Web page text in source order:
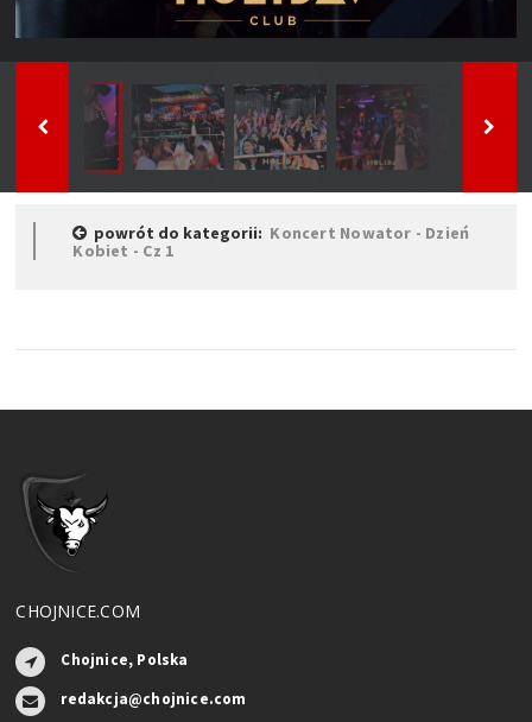
powrót do kategorii: Koncert Nowator - Dzień
Kobiet - Cz 1
CHOJNICE.COM
Chojnice, Polska
redakcja@chojnice.com